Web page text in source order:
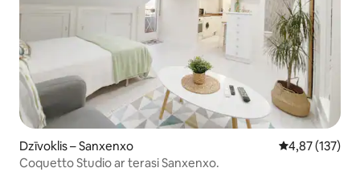
Dzīvoklis – Sanxenxo Vidējais
4,87 (137)
Coquetto Studio ar terasi Sanxenxo.